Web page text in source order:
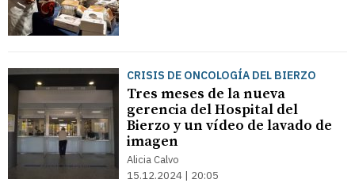
CRISIS DE ONCOLOGÍA DEL BIERZO
Tres meses de la nueva
gerencia del Hospital del
Bierzo y un vídeo de lavado de
imagen
Alicia Calvo
15.12.2024 | 20:05